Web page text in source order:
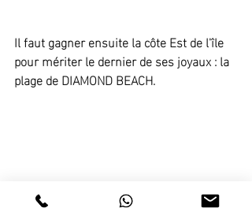
Il faut gagner ensuite la côte Est de l'île
pour mériter le dernier de ses joyaux : la
plage de DIAMOND BEACH.